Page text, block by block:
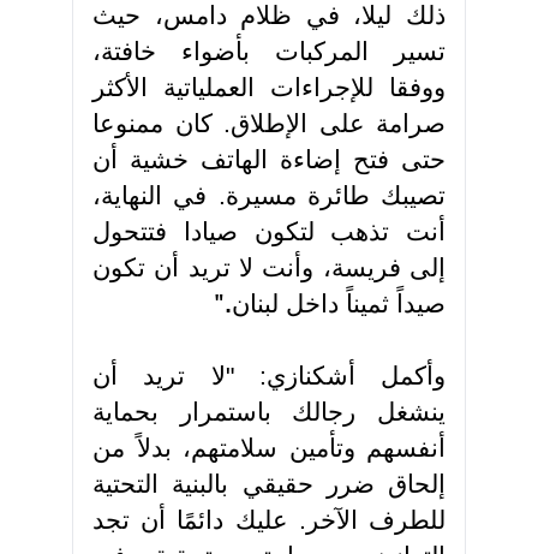
ذلك ليلا، في ظلام دامس، حيث
تسير المركبات بأضواء خافتة،
ووفقا للإجراءات العملياتية الأكثر
صرامة على الإطلاق. كان ممنوعا
حتى فتح إضاءة الهاتف خشية أن
تصيبك طائرة مسيرة. في النهاية،
أنت تذهب لتكون صيادا فتتحول
إلى فريسة، وأنت لا تريد أن تكون
صيداً ثميناً داخل لبنان".
وأكمل أشكنازي: "لا تريد أن
ينشغل رجالك باستمرار بحماية
أنفسهم وتأمين سلامتهم، بدلاً من
إلحاق ضرر حقيقي بالبنية التحتية
للطرف الآخر. عليك دائمًا أن تجد